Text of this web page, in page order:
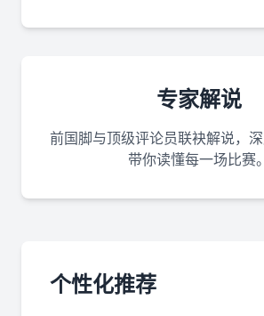
专家解说
前国脚与顶级评论员联袂解说，深
带你读懂每一场比赛。
个性化推荐